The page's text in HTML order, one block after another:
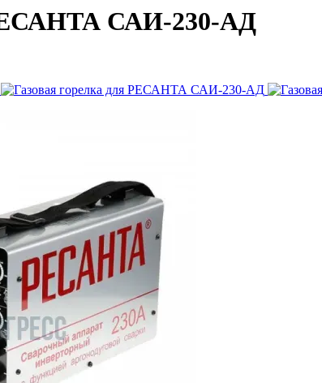
САИ-230-АД